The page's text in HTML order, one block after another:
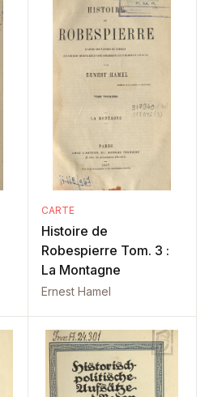
CARTE
Histoire de
Robespierre Tom. 3 :
La Montagne
Ernest Hamel